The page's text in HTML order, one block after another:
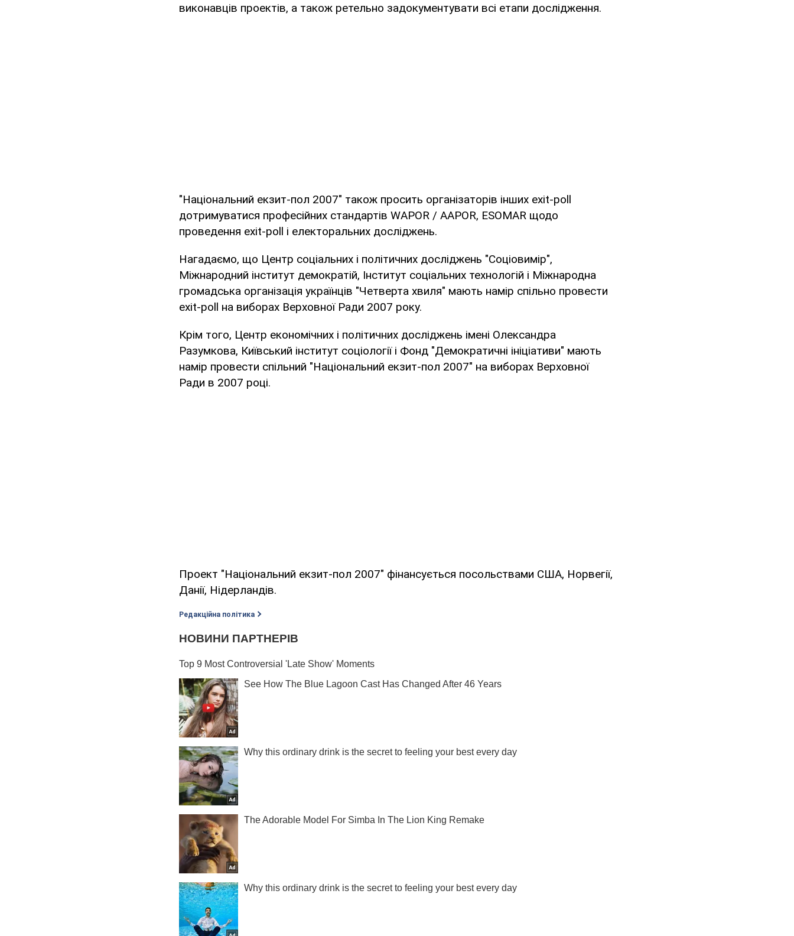
виконавців проектів, а також ретельно задокументувати всі етапи дослідження.
"Національний екзит-пол 2007" також просить організаторів інших exit-poll
дотримуватися професійних стандартів WAPOR / AAPOR, ESOMAR щодо
проведення exit-poll і електоральних досліджень.
Нагадаємо, що Центр соціальних і політичних досліджень "Соціовимір",
Міжнародний інститут демократій, Інститут соціальних технологій і Міжнародна
громадська організація українців "Четверта хвиля" мають намір спільно провести
exit-poll на виборах Верховної Ради 2007 року.
Крім того, Центр економічних і політичних досліджень імені Олександра
Разумкова, Київський інститут соціології і Фонд "Демократичні ініціативи" мають
намір провести спільний "Національний екзит-пол 2007" на виборах Верховної
Ради в 2007 році.
Проект "Національний екзит-пол 2007" фінансується посольствами США, Норвегії,
Данії, Нідерландів.
Редакційна політика